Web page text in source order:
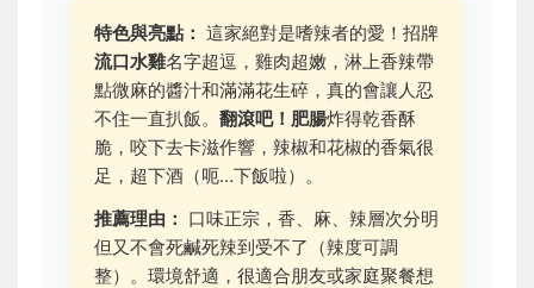
特色與亮點： 這家絕對是嗜辣者的愛！招牌
流口水雞名字超逗，雞肉超嫩，淋上香辣帶
點微麻的醬汁和滿滿花生碎，真的會讓人忍
不住一直扒飯。 翻滾吧！肥腸炸得乾香酥
脆，咬下去卡滋作響，辣椒和花椒的香氣很
足，超下酒（呃…下飯啦）。
推薦理由： 口味正宗，香、麻、辣層次分明
但又不會死鹹死辣到受不了（辣度可調
整）。環境舒適，很適合朋友或家庭聚餐想